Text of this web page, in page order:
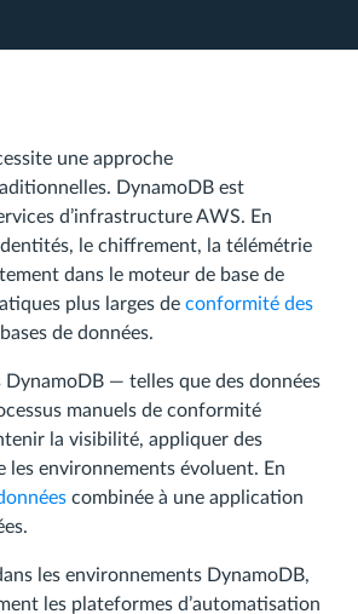
une approche
DynamoDB est
d’infrastructure AWS. En
le chiffrement, la télémétrie
dans le moteur de base de
plus larges de conformité des
de données.
DynamoDB — telles que des données
manuels de conformité
la visibilité, appliquer des
les environnements évoluent. En
combinée à une application
les environnements DynamoDB,
les plateformes d’automatisation